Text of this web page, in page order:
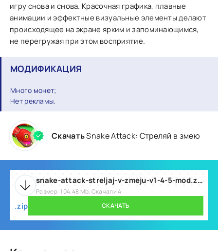
игру снова и снова. Красочная графика, плавные
анимации и эффектные визуальные элементы делают
происходящее на экране ярким и запоминающимся,
не перегружая при этом восприятие.
МОДИФИКАЦИЯ
Много монет;
Нет рекламы.
СкачатьSnake Attack: Стреляй в змею
snake-attack-streljaj-v-zmeju-v1-4-5-mod.zip
Размер: 104.48 Mb, Скачали 4
.zip СКАЧАТЬ